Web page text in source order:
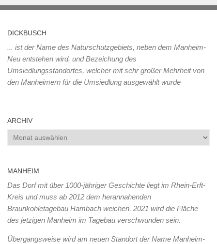
DICKBUSCH
... ist der Name des Naturschutzgebiets, neben dem Manheim-
Neu entstehen wird, und Bezeichung des
Umsiedlungsstandortes, welcher mit sehr großer Mehrheit von
den Manheimern für die Umsiedlung ausgewählt wurde
ARCHIV
Archiv
MANHEIM
Das Dorf mit über 1000-jähriger Geschichte liegt im Rhein-Erft-
Kreis und muss ab 2012 dem herannahenden
Braunkohletagebau Hambach weichen. 2021 wird die Fläche
des jetzigen Manheim im Tagebau verschwunden sein.
Übergangsweise wird am neuen Standort der Name Manheim-